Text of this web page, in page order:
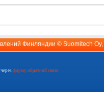
Финляндии © Suomitech Oy
форму обратной связи